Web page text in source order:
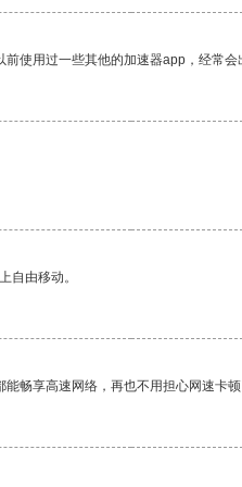
使用过一些其他的加速器app，经常会
自由移动。
畅享高速网络，再也不用担心网速卡